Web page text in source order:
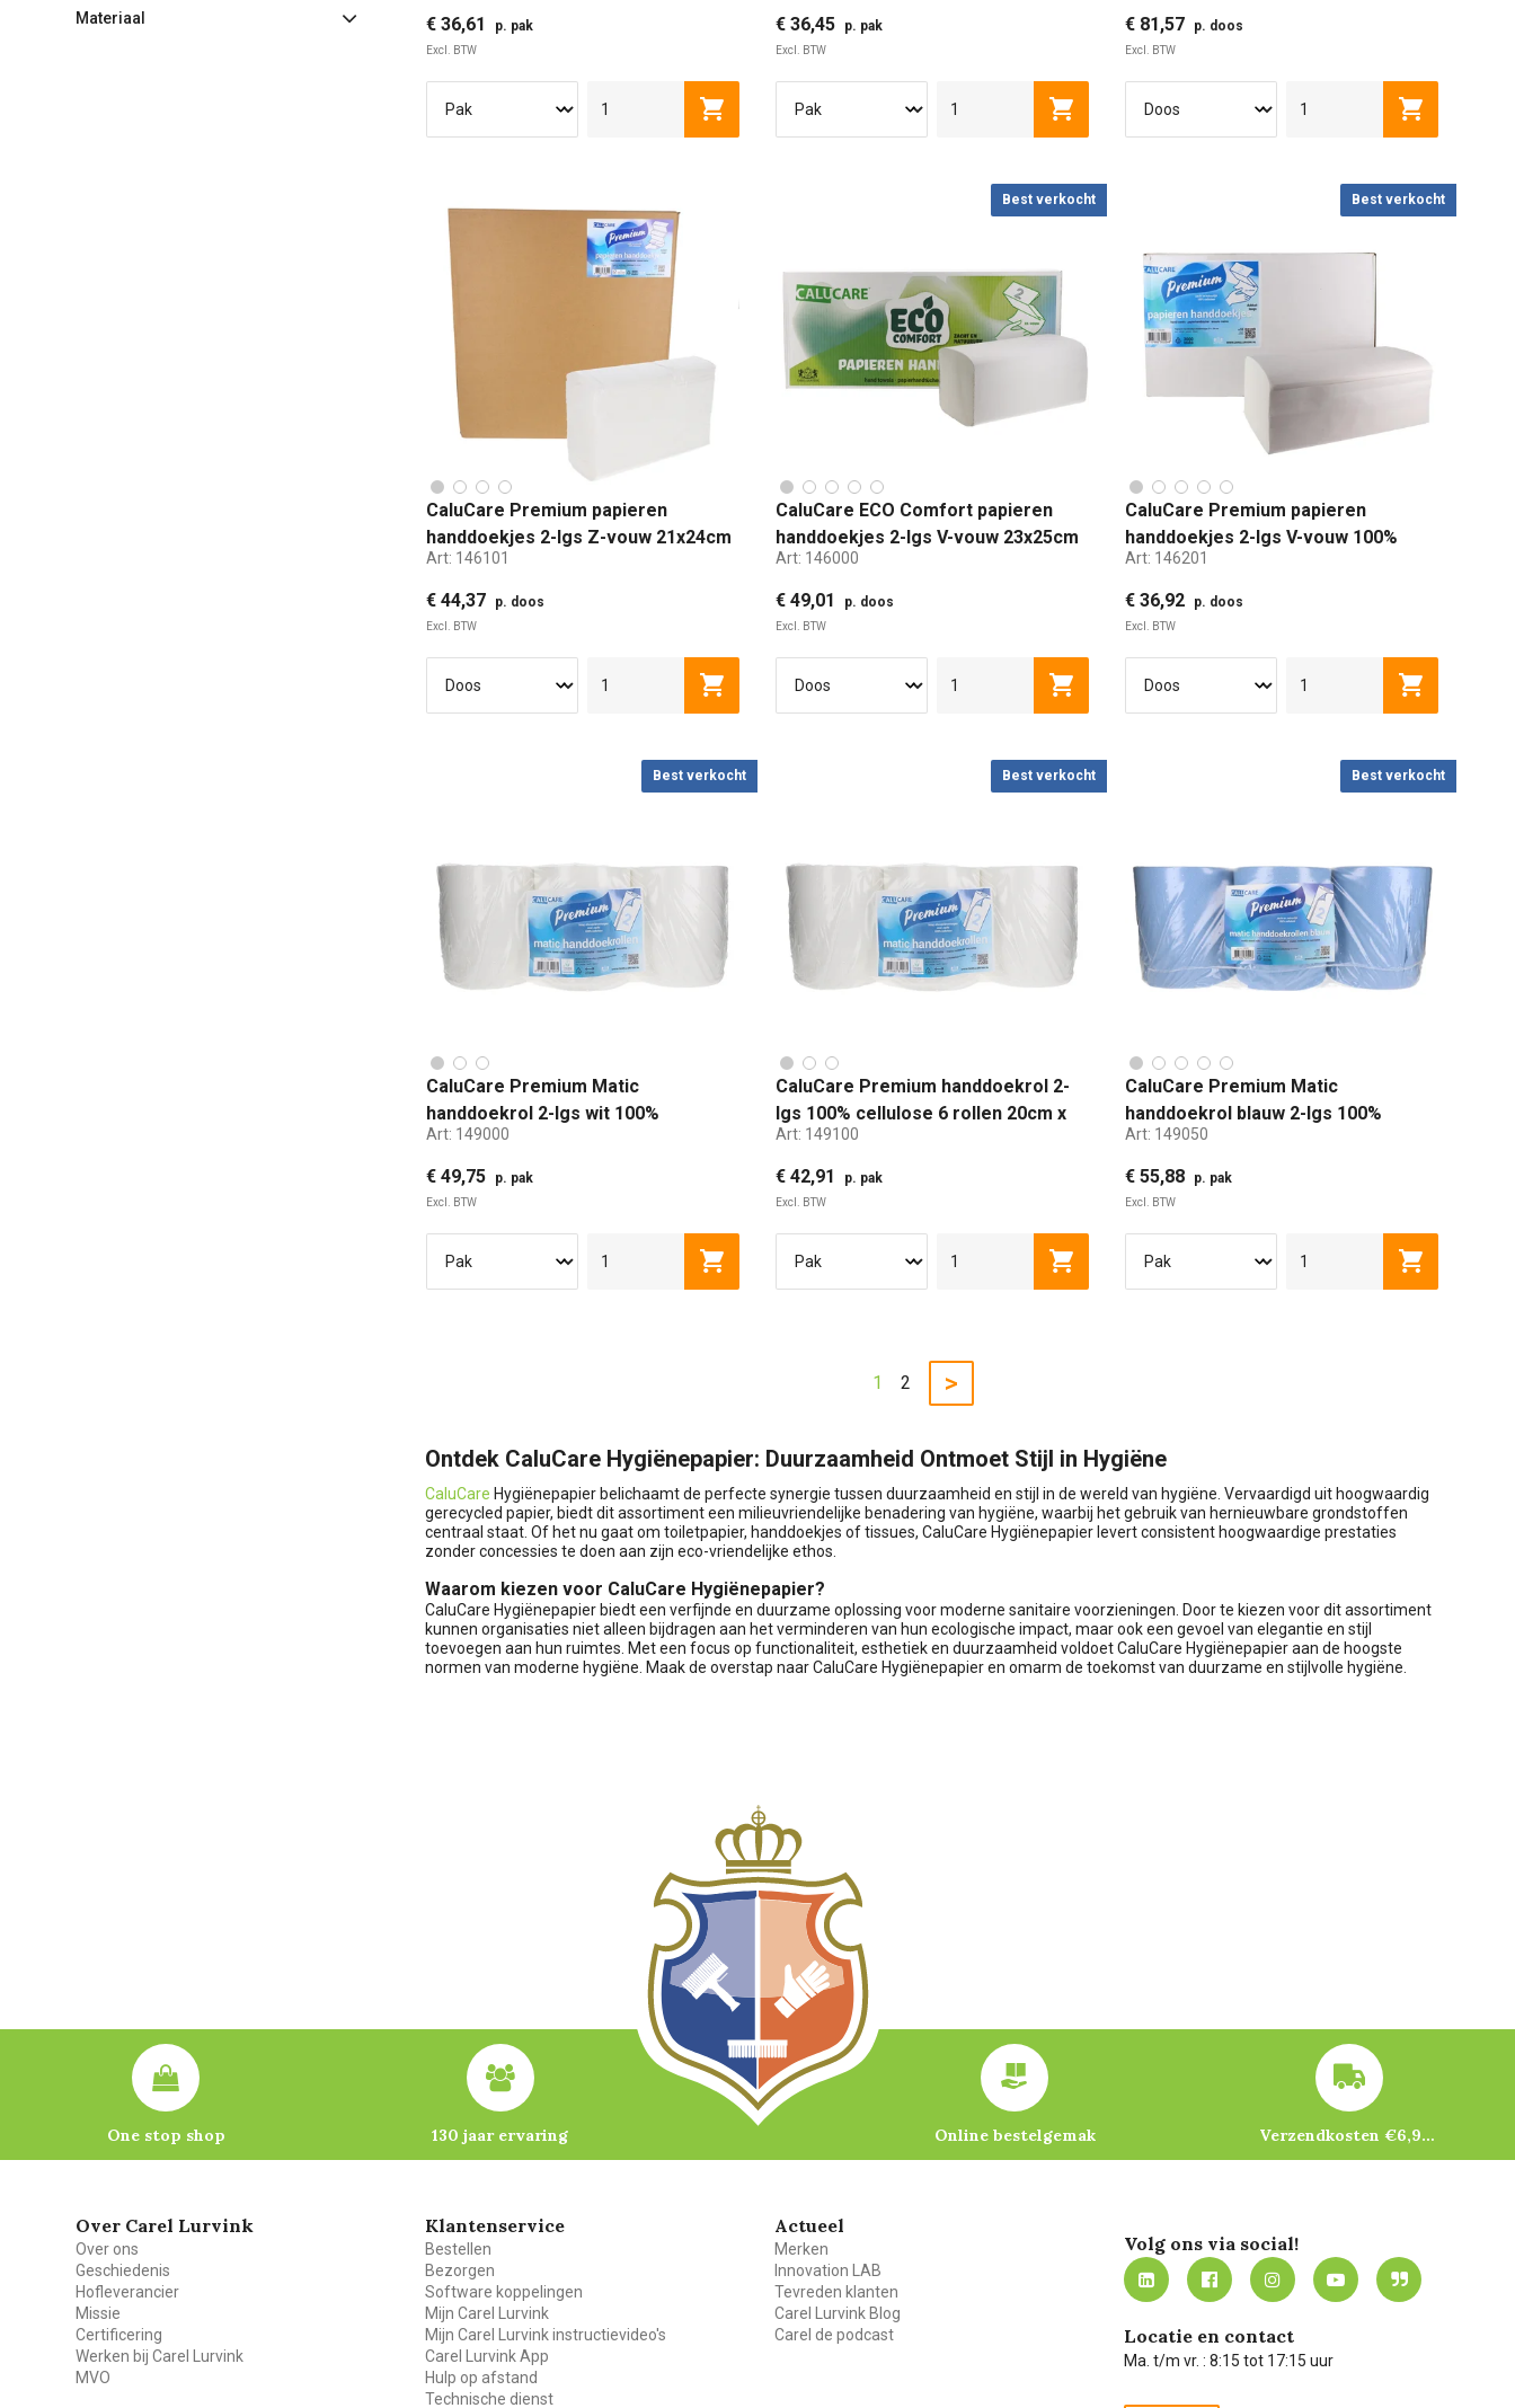
Materiaal € 36,61 p. pak
Excl. BTW
Toevoegen aan winkelwagen
€ 36,45 p. pak
Excl. BTW
Toevoegen aan winkelwagen
€ 81,57 p. doos
Excl. BTW
Toevoegen
CaluCare Premium papieren
handdoekjes 2-lgs Z-vouw 21x24cm
4000st
Art: 146101
€ 44,37 p. doos
Excl. BTW
Toevoegen aan winkelwagen
Best verkocht
CaluCare ECO Comfort papieren
handdoekjes 2-lgs V-vouw 23x25cm
3750 stuks
Art: 146000
€ 49,01 p. doos
Excl. BTW
Toevoegen aan winkelwagen
Best verkocht
CaluCare Premium papieren
handdoekjes 2-lgs V-vouw 100%
cellulose 21x24 cm 3000st
Art: 146201
€ 36,92 p. doos
Excl. BTW
Toevoegen
Best verkocht
CaluCare Premium Matic
handdoekrol 2-lgs wit 100%
cellulose 6 rollen 21cmx150mtr met
dop
Art: 149000
€ 49,75 p. pak
Excl. BTW
Toevoegen aan winkelwagen
Best verkocht
CaluCare Premium handdoekrol 2-
lgs 100% cellulose 6 rollen 20cm x
140mtr
Art: 149100
€ 42,91 p. pak
Excl. BTW
Toevoegen aan winkelwagen
Best verkocht
CaluCare Premium Matic
handdoekrol blauw 2-lgs 100%
cellulose 6 rollen 21cm x 150m met
dop
Art: 149050
€ 55,88 p. pak
Excl. BTW
Toevoegen
1 2 >
Ontdek CaluCare Hygiënepapier: Duurzaamheid Ontmoet Stijl in Hygiëne
CaluCare Hygiënepapier belichaamt de perfecte synergie tussen duurzaamheid en stijl in de wereld van hygiëne. Vervaardigd uit hoogwaardig
gerecycled papier, biedt dit assortiment een milieuvriendelijke benadering van hygiëne, waarbij het gebruik van hernieuwbare grondstoffen
centraal staat. Of het nu gaat om toiletpapier, handdoekjes of tissues, CaluCare Hygiënepapier levert consistent hoogwaardige prestaties
zonder concessies te doen aan zijn eco-vriendelijke ethos.
Waarom kiezen voor CaluCare Hygiënepapier?
CaluCare Hygiënepapier biedt een verfijnde en duurzame oplossing voor moderne sanitaire voorzieningen. Door te kiezen voor dit assortiment
kunnen organisaties niet alleen bijdragen aan het verminderen van hun ecologische impact, maar ook een gevoel van elegantie en stijl
toevoegen aan hun ruimtes. Met een focus op functionaliteit, esthetiek en duurzaamheid voldoet CaluCare Hygiënepapier aan de hoogste
normen van moderne hygiëne. Maak de overstap naar CaluCare Hygiënepapier en omarm de toekomst van duurzame en stijlvolle hygiëne.
One stop shop 130 jaar ervaring Online bestelgemak Verzendkosten €6,95 – gratis bij je eerste bestelling vanaf €200
Over Carel Lurvink
Over ons
Geschiedenis
Hofleverancier
Missie
Certificering
Werken bij Carel Lurvink
MVO
Klantenservice
Bestellen
Bezorgen
Software koppelingen
Mijn Carel Lurvink
Mijn Carel Lurvink instructievideo's
Carel Lurvink App
Hulp op afstand
Technische dienst
Actueel
Merken
Innovation LAB
Tevreden klanten
Carel Lurvink Blog
Carel de podcast
Volg ons via social!
Locatie en contact
Ma. t/m vr. : 8:15 tot 17:15 uur